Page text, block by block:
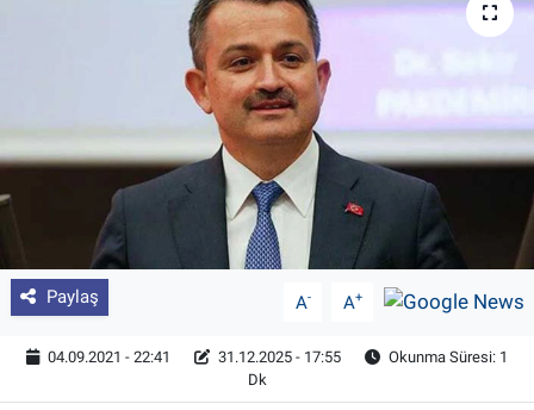
Paylaş A- A+
04.09.2021 - 22:41 31.12.2025 - 17:55
Okunma Süresi: 1
Dk
Yetiştirici Soruyor
Dünyada Tarım
Üretici Birlikleri
Şeker ve Şekerli Mamüller
Tohum